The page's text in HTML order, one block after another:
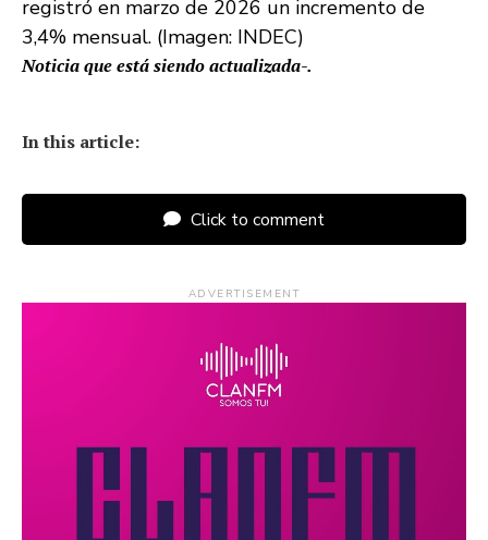
registró en marzo de 2026 un incremento de
3,4% mensual. (Imagen: INDEC)
Noticia que está siendo actualizada-.
In this article:
Click to comment
ADVERTISEMENT